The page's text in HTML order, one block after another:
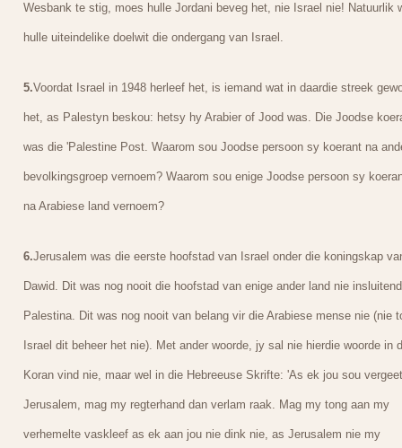
Wesbank te stig, moes hulle Jordani beveg het, nie Israel nie! Natuurlik
hulle uiteindelike doelwit die ondergang van Israel.
5.Voordat Israel in 1948 herleef het, is iemand wat in daardie streek
het, as Palestyn beskou: hetsy hy Arabier of Jood was. Die Joodse
was die 'Palestine Post. Waarom sou Joodse persoon sy koerant na
bevolkingsgroep vernoem? Waarom sou enige Joodse persoon sy
na Arabiese land vernoem?
6.Jerusalem was die eerste hoofstad van Israel onder die koningskap
Dawid. Dit was nog nooit die hoofstad van enige ander land nie insluitend
Palestina. Dit was nog nooit van belang vir die Arabiese mense nie (nie
Israel dit beheer het nie). Met ander woorde, jy sal nie hierdie woorde in
Koran vind nie, maar wel in die Hebreeuse Skrifte: 'As ek jou sou
Jerusalem, mag my regterhand dan verlam raak. Mag my tong aan my
verhemelte vaskleef as ek aan jou nie dink nie, as Jerusalem nie my